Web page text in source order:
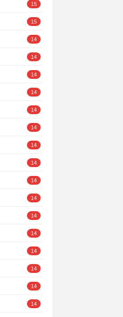
15
15
14
14
14
14
14
14
14
14
14
14
14
14
14
14
14
14